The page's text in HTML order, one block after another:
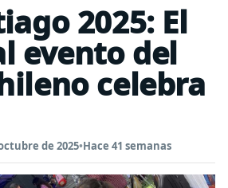
2025: El
evento del
celebra
de 2025•Hace 41 semanas